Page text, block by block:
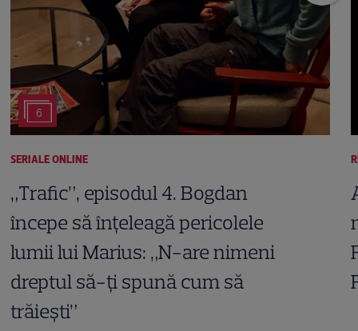
6
SERIALE ONLINE
„Trafic”, episodul 4. Bogdan
începe să înțeleagă pericolele
lumii lui Marius: „N-are nimeni
dreptul să-ți spună cum să
trăiești”